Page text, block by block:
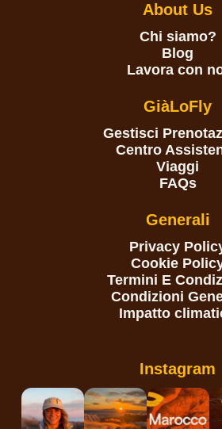
About Us
Chi siamo?
Blog
Lavora con
GiàLoFly
Gestisci
Centro
Viaggi
FAQs
Generali
Privacy
Cookie
Termini E
Condizioni
Impatto
Instagram